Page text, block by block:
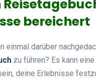
bereichert
einmal darüber
zu führen? Es kann
deine Erlebnisse